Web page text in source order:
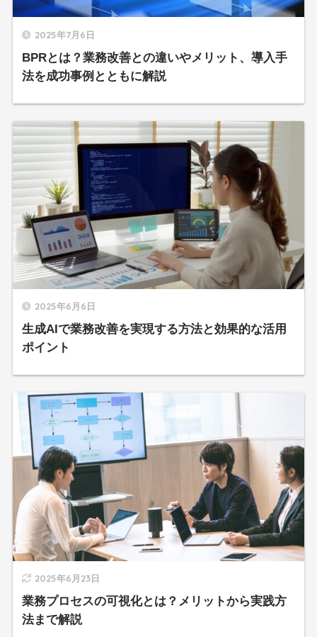
2025年7月6日
BPRとは？業務改善との違いやメリット、導入手
法を成功事例とともに解説
2025年6月6日
生成AIで業務改善を実現する方法と効果的な活用
ポイント
2025年6月23日
業務プロセスの可視化とは？メリットから実践方
法まで解説